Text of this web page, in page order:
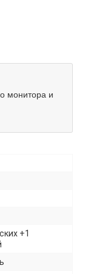
монитора и
+1